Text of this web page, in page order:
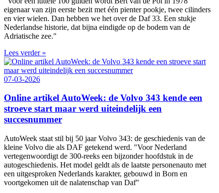
eigenaar van zijn eerste bezit met één pienter pookje, twee cilinders
en vier wielen. Dan hebben we het over de Daf 33. Een stukje
Nederlandse historie, dat bijna eindigde op de bodem van de
Adriatische zee."
Lees verder »
07-03-2026
Online artikel AutoWeek: de Volvo 343 kende een
stroeve start maar werd uiteindelijk een
succesnummer
AutoWeek staat stil bij 50 jaar Volvo 343: de geschiedenis van de
kleine Volvo die als DAF getekend werd. "Voor Nederland
vertegenwoordigt de 300‑reeks een bijzonder hoofdstuk in de
autogeschiedenis. Het model geldt als de laatste personenauto met
een uitgesproken Nederlands karakter, gebouwd in Born en
voortgekomen uit de nalatenschap van Daf"